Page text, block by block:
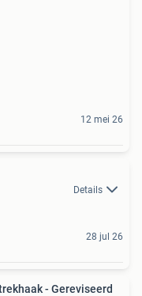
12 mei 26
Details
28 jul 26
- Gereviseerd